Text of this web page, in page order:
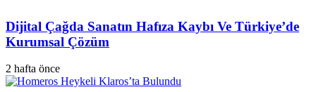
Dijital Çağda Sanatın Hafıza Kaybı Ve Türkiye’de
Kurumsal Çözüm
2 hafta önce